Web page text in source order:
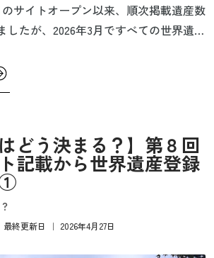
サイトオープン以来、順次掲載遺産数
したが、2026年3月ですべての世界遺産
やすなど、さらに充実を図っていき
にご期待ください！
どう決まる？】第８回
記載から世界遺産登録
①
最終更新日 ｜ 2026年4月27日